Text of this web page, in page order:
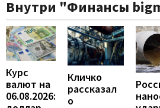
Внутри "Финансы
Курс
валют на
06.08.2026:
Кличко
рассказал
о